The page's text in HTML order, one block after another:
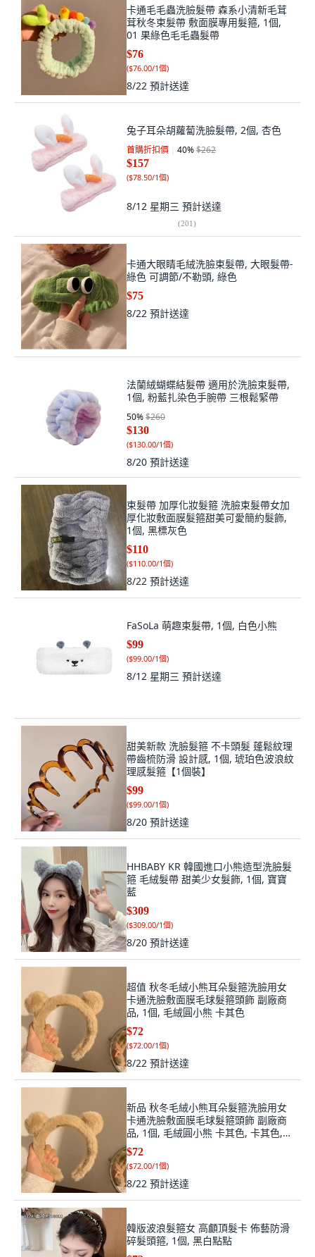
卡通毛毛蟲洗臉髮帶 森系小清新毛茸
茸秋冬束髮帶 敷面膜專用髮箍, 1個,
01 果綠色毛毛蟲髮帶
$76
($76.00/1個)
8/22 預計送達
兔子耳朵胡蘿蔔洗臉髮帶, 2個, 杏色
首購折扣價 40%$262
$157
($78.50/1個)
8/12 星期三 預計送達
(201)
卡通大眼睛毛絨洗臉束髮帶, 大眼髮帶-
綠色 可調節/不勒頭, 綠色
$75
8/22 預計送達
法蘭絨蝴蝶結髮帶 適用於洗臉束髮帶,
1個, 粉藍扎染色手腕帶 三根鬆緊帶
50%$260
$130
($130.00/1個)
8/20 預計送達
束髮帶 加厚化妝髮箍 洗臉束髮帶女加
厚化妝敷面膜髮箍甜美可愛簡約髮飾,
1個, 黑標灰色
$110
($110.00/1個)
8/22 預計送達
FaSoLa 萌趣束髮帶, 1個, 白色小熊
$99
($99.00/1個)
8/12 星期三 預計送達
甜美新款 洗臉髮箍 不卡頭髮 蓬鬆紋理
帶齒梳防滑 設計感, 1個, 琥珀色波浪紋
理感髮箍【1個裝】
$99
($99.00/1個)
8/20 預計送達
HHBABY KR 韓國進口小熊造型洗臉髮
箍 毛絨髮帶 甜美少女髮飾, 1個, 寶寶
藍
$309
($309.00/1個)
8/20 預計送達
超值 秋冬毛絨小熊耳朵髮箍洗臉用女
卡通洗臉敷面膜毛球髮箍頭飾 副廠商
品, 1個, 毛絨圓小熊 卡其色
$72
($72.00/1個)
8/22 預計送達
新品 秋冬毛絨小熊耳朵髮箍洗臉用女
卡通洗臉敷面膜毛球髮箍頭飾 副廠商
品, 1個, 毛絨圓小熊 卡其色, 卡其色,
毛絨圓小熊
$72
($72.00/1個)
8/22 預計送達
韓版波浪髮箍女 高顱頂髮卡 佈藝防滑
碎髮頭箍, 1個, 黑白點點